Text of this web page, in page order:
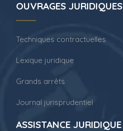
OUVRAGES JURIDIQUES
Techniques contractuelles
Lexique juridique
Grands arrêts
Journal jurisprudentiel
ASSISTANCE JURIDIQUE